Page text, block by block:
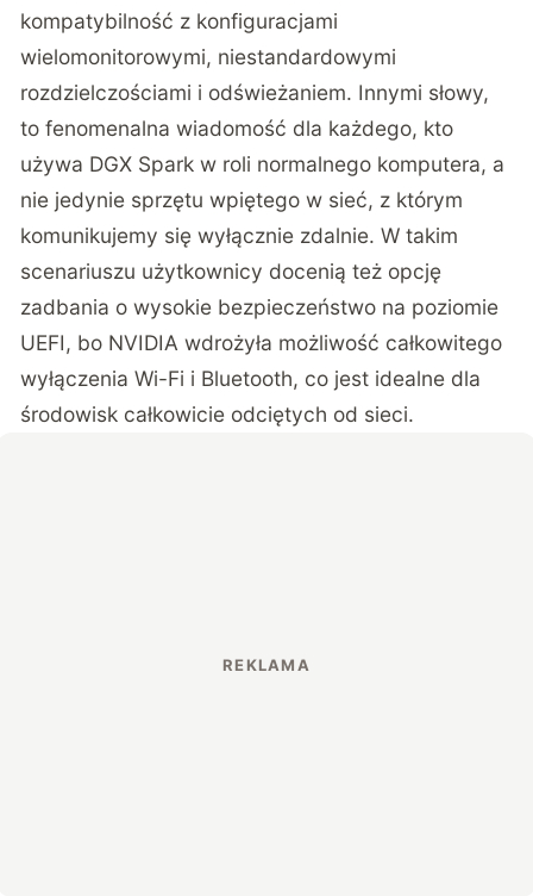
kompatybilność z konfiguracjami
wielomonitorowymi, niestandardowymi
rozdzielczościami i odświeżaniem. Innymi słowy,
to fenomenalna wiadomość dla każdego, kto
używa DGX Spark w roli normalnego komputera, a
nie jedynie sprzętu wpiętego w sieć, z którym
komunikujemy się wyłącznie zdalnie. W takim
scenariuszu użytkownicy docenią też opcję
zadbania o wysokie bezpieczeństwo na poziomie
UEFI, bo NVIDIA wdrożyła możliwość całkowitego
wyłączenia Wi-Fi i Bluetooth, co jest idealne dla
środowisk całkowicie odciętych od sieci.